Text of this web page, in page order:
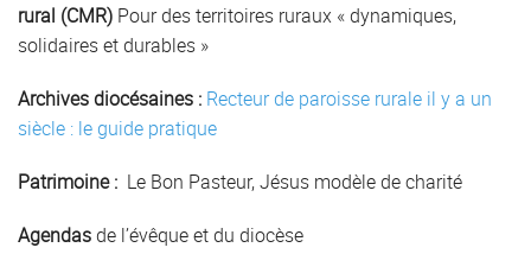
rural (CMR) Pour des territoires ruraux « dynamiques,
solidaires et durables »
Archives diocésaines : Recteur de paroisse rurale il y a un
siècle : le guide pratique
Patrimoine : Le Bon Pasteur, Jésus modèle de charité
Agendasde l’évêque et du diocèse